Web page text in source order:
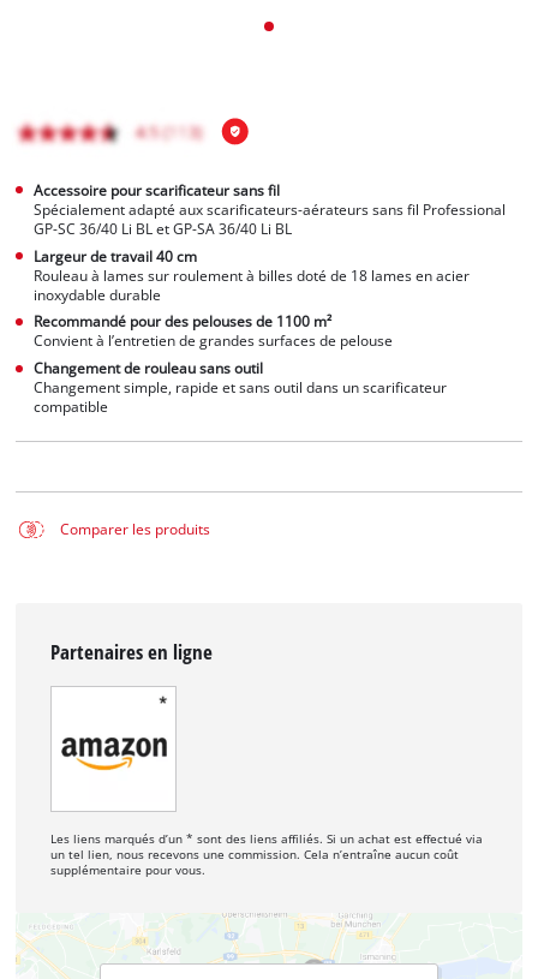
Accessoire pour scarificateur sans fil
Spécialement adapté aux scarificateurs-aérateurs sans fil Professional
GP-SC 36/40 Li BL et GP-SA 36/40 Li BL
Largeur de travail 40 cm
Rouleau à lames sur roulement à billes doté de 18 lames en acier
inoxydable durable
Recommandé pour des pelouses de 1100 m²
Convient à l’entretien de grandes surfaces de pelouse
Changement de rouleau sans outil
Changement simple, rapide et sans outil dans un scarificateur
compatible
Comparer les produits
Partenaires en ligne
Les liens marqués d’un * sont des liens affiliés. Si un achat est effectué via
un tel lien, nous recevons une commission. Cela n’entraîne aucun coût
supplémentaire pour vous.